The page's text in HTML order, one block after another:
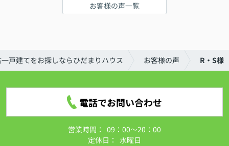
お客様の声一覧
戸建てをお探しならひだまりハウス お客様の声 R・S様
電話でお問い合わせ
営業時間： 09：00～20：00
定休日： 水曜日